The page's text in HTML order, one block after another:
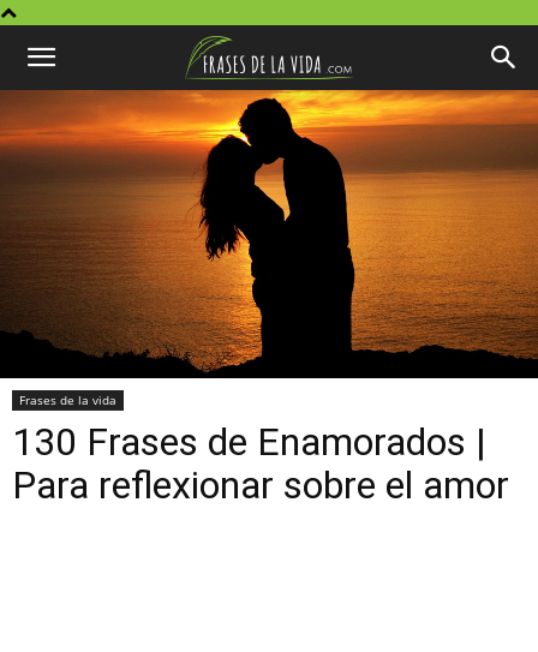
Frases de la vida
130 Frases de Enamorados |
Para reflexionar sobre el amor